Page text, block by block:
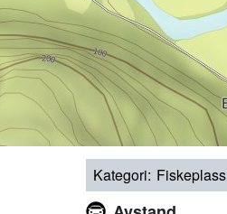
Kategori Fiskeplass